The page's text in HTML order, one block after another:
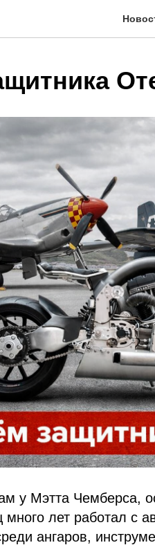
у Мэтта Чемберса,
много лет работал с
ангаров,